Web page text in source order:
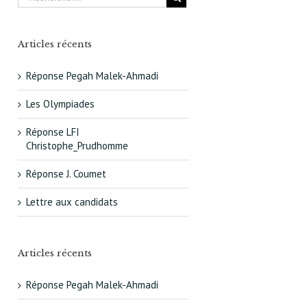
Articles récents
Réponse Pegah Malek-Ahmadi
Les Olympiades
Réponse LFI
Christophe_Prudhomme
Réponse J. Coumet
Lettre aux candidats
Articles récents
Réponse Pegah Malek-Ahmadi